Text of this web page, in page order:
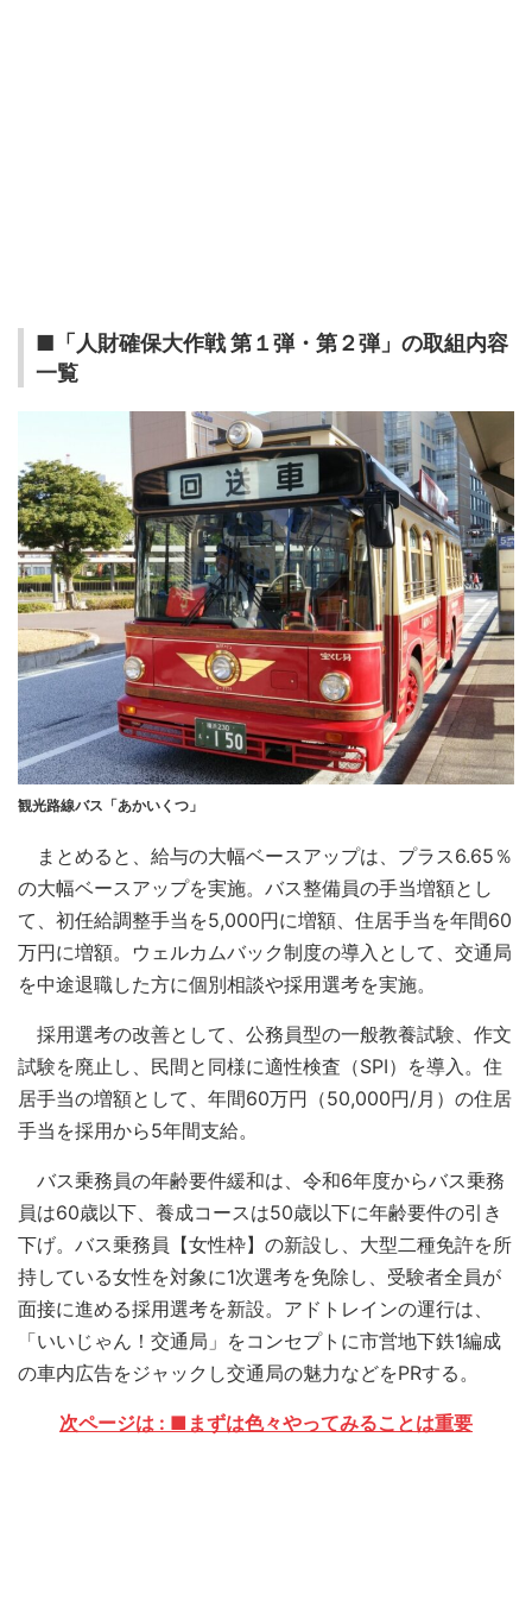
■「人財確保大作戦 第１弾・第２弾」の取組内容
一覧
観光路線バス「あかいくつ」
まとめると、給与の大幅ベースアップは、プラス6.65％
の大幅ベースアップを実施。バス整備員の手当増額とし
て、初任給調整手当を5,000円に増額、住居手当を年間60
万円に増額。ウェルカムバック制度の導入として、交通局
を中途退職した方に個別相談や採用選考を実施。
採用選考の改善として、公務員型の一般教養試験、作文
試験を廃止し、民間と同様に適性検査（SPI）を導入。住
居手当の増額として、年間60万円（50,000円/月）の住居
手当を採用から5年間支給。
バス乗務員の年齢要件緩和は、令和6年度からバス乗務
員は60歳以下、養成コースは50歳以下に年齢要件の引き
下げ。バス乗務員【女性枠】の新設し、大型二種免許を所
持している女性を対象に1次選考を免除し、受験者全員が
面接に進める採用選考を新設。アドトレインの運行は、
「いいじゃん！交通局」をコンセプトに市営地下鉄1編成
の車内広告をジャックし交通局の魅力などをPRする。
次ページは : ■まずは色々やってみることは重要